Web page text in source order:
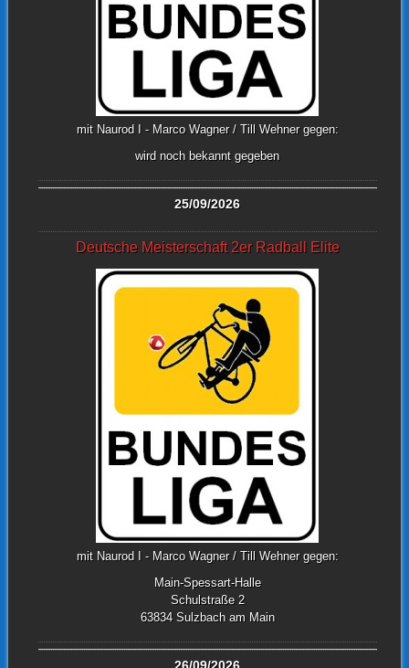
mit Naurod I - Marco Wagner / Till Wehner gegen:
wird noch bekannt gegeben
25/09/2026
Deutsche Meisterschaft 2er Radball Elite
mit Naurod I - Marco Wagner / Till Wehner gegen:
Main-Spessart-Halle
Schulstraße 2
63834 Sulzbach am Main